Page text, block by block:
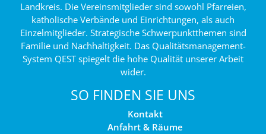
Landkreis. Die Vereinsmitglieder sind sowohl Pfarreien,
katholische Verbände und Einrichtungen, als auch
Einzelmitglieder. Strategische Schwerpunktthemen sind
Familie und Nachhaltigkeit. Das Qualitätsmanagement-
System QEST spiegelt die hohe Qualität unserer Arbeit
wider.
SO FINDEN SIE UNS
Kontakt
Anfahrt & Räume